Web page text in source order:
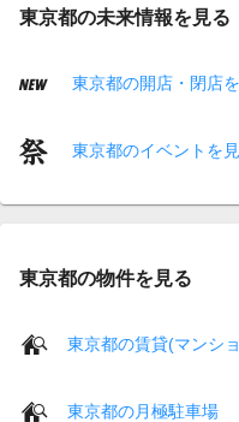
東京都の未来情報を見る
東京都の開店・閉店
東京都のイベントを
東京都の物件を見る
東京都の賃貸(マンシ
東京都の月極駐車場